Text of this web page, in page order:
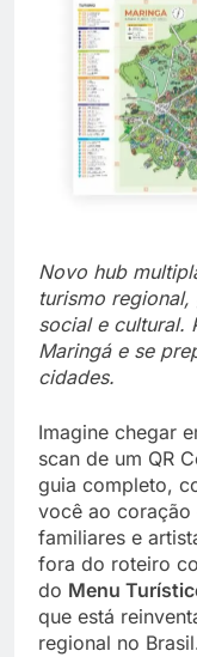
Novo hub
turismo
social e cultural.
Maringá e se
cidades.
Imagine chegar
scan de um QR
guia completo,
você ao coração
familiares e
fora do roteiro
do Menu
que está
regional no